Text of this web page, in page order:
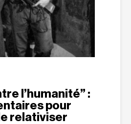
l’humanité” :
pour
relativiser